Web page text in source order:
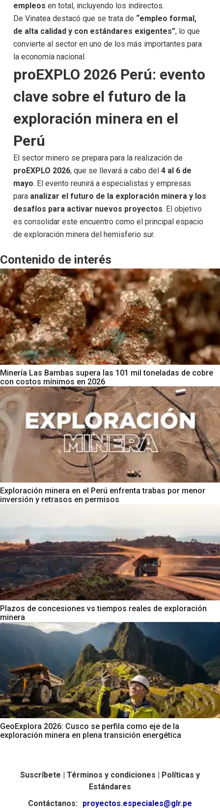
empleosen total, incluyendo los indirectos.
De Vinatea destacó que se trata de “empleo formal,
de alta calidad y con estándares exigentes”, lo que
convierte al sector en uno de los más importantes para
la economía nacional.
proEXPLO 2026 Perú: evento
clave sobre el futuro de la
exploración minera en el
Perú
El sector minero se prepara para la realización de
proEXPLO 2026, que se llevará a cabo del4 al 6 de
mayo. El evento reunirá a especialistas y empresas
para analizar el futuro de la exploración minera y los
desafíos para activar nuevos proyectos. El objetivo
es consolidar este encuentro como el principal espacio
de exploración minera del hemisferio sur.
Contenido de interés
Minería Las Bambas supera las 101 mil toneladas de cobre
con costos mínimos en 2026
Exploración minera en el Perú enfrenta trabas por menor
inversión y retrasos en permisos
Plazos de concesiones vs tiempos reales de exploración
minera
GeoExplora 2026: Cusco se perfila como eje de la
exploración minera en plena transición energética
Suscríbete | Términos y condiciones | Políticas y
Estándares
Contáctanos: proyectos.especiales@glr.pe